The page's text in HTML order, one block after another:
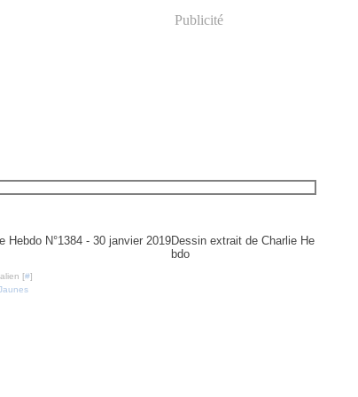
Publicité
Dessin extrait de Charlie He
bdo
[#]